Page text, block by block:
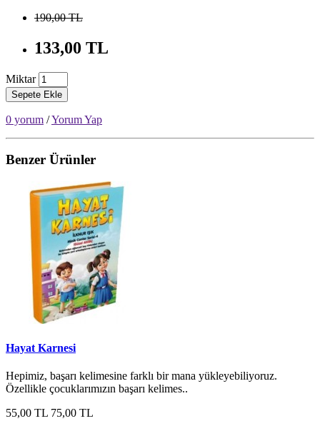
190,00 TL
133,00 TL
Miktar
Sepete Ekle
0 yorum /Yorum Yap
Benzer Ürünler
Hayat Karnesi
Hepimiz, başarı kelimesine farklı bir mana yükleyebiliyoruz.
Özellikle çocuklarımızın başarı kelimes..
55,00 TL 75,00 TL